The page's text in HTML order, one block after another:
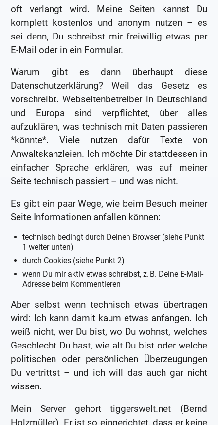
oft verlangt wird. Meine Seiten kannst Du
komplett kostenlos und anonym nutzen – es
sei denn, Du schreibst mir freiwillig etwas per
E-Mail oder in ein Formular.
Warum gibt es dann überhaupt diese
Datenschutzerklärung? Weil das Gesetz es
vorschreibt. Webseitenbetreiber in Deutschland
und Europa sind verpflichtet, über alles
aufzuklären, was technisch mit Daten passieren
*könnte*. Viele nutzen dafür Texte von
Anwaltskanzleien. Ich möchte Dir stattdessen in
einfacher Sprache erklären, was auf meiner
Seite technisch passiert – und was nicht.
Es gibt ein paar Wege, wie beim Besuch meiner
Seite Informationen anfallen können:
technisch bedingt durch Deinen Browser (siehe Punkt
1 weiter unten)
durch Cookies (siehe Punkt 2)
wenn Du mir aktiv etwas schreibst, z. B. Deine E-Mail-
Adresse beim Kommentieren
Aber selbst wenn technisch etwas übertragen
wird: Ich kann damit kaum etwas anfangen. Ich
weiß nicht, wer Du bist, wo Du wohnst, welches
Geschlecht Du hast, wie alt Du bist oder welche
politischen oder persönlichen Überzeugungen
Du vertrittst – und ich will das auch gar nicht
wissen.
Mein Server gehört tiggerswelt.net (Bernd
Holzmüller). Er ist so eingerichtet, dass er keine